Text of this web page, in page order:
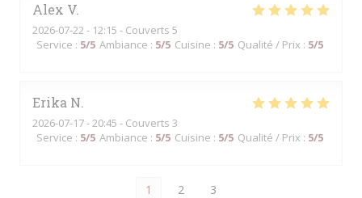
Alex V
2026-07-22 - 12:15 - Couverts 5
Service : 5/5 Ambiance : 5/5 Cuisine : 5/5 Qualité / Prix : 5/5
Erika N
2026-07-17- 20:45 - Couverts 3
Service : 5/5 Ambiance : 5/5 Cuisine : 5/5 Qualité / Prix : 5/5
1 2 3